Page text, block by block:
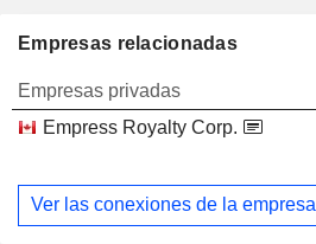
Empresas relacionadas
Empresas privadas
Empress Royalty Corp.
Ver las conexiones de la empresa